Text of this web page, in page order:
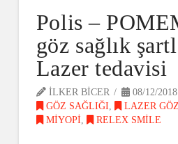
Polis –
göz sağlık
Lazer tedavisi
ILKER BICER
08/12/2018
GÖZ SAĞLIĞI, LAZER
MIYOPI, RELEX SMILE